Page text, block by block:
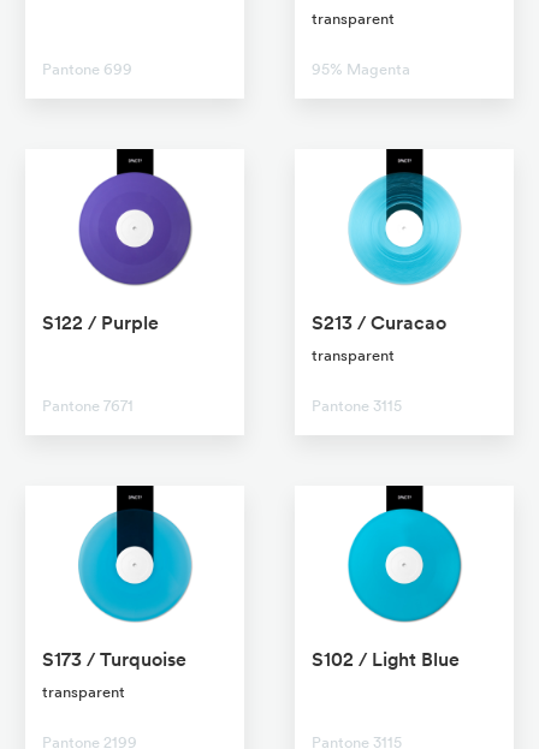
Pantone 699
transparent
95% Magenta
S122 / Purple
Pantone 7671
S213 / Curacao
transparent
Pantone 3115
S173 / Turquoise
transparent
Pantone 2199
S102 / Light Blue
Pantone 3115